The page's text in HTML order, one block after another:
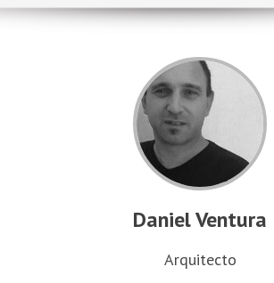
Daniel Ventura
Arquitecto